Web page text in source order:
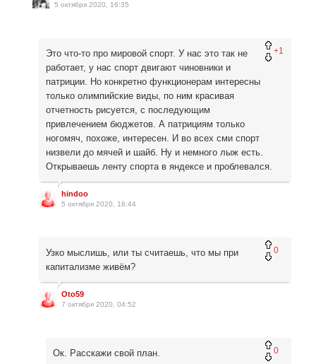
5 октября 2020, 16:35
+1
Это что-то про мировой спорт. У нас это так не
работает, у нас спорт двигают чиновники и
патриции. Но конкретно функционерам интересны
только олимпийские виды, по ним красивая
отчетность рисуется, с последующим
привлечением бюджетов. А патрициям только
ногомяч, похоже, интересен. И во всех сми спорт
низвели до мячей и шайб. Ну и немного лыж есть.
Открываешь ленту спорта в яндексе и проблевался.
hindoo
5 октября 2020, 16:44
0
Узко мыслишь, или ты считаешь, что мы при
капитализме живём?
Oto59
7 октября 2020, 04:52
0
Ок. Расскажи свой план.